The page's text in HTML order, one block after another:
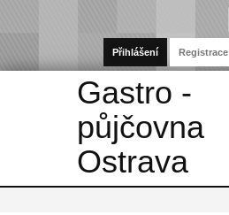
Gastro -
půjčovna
Ostrava
Přihlášení Registrace